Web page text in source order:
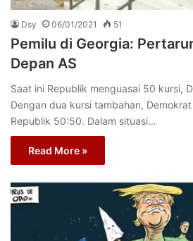
Dsy 06/01/2021 51
Pemilu di Georgia:
Depan AS
Saat ini Republik menguasai 50 kursi,
Dengan dua kursi tambahan,
Republik 50:50. Dalam situasi…
Read More »